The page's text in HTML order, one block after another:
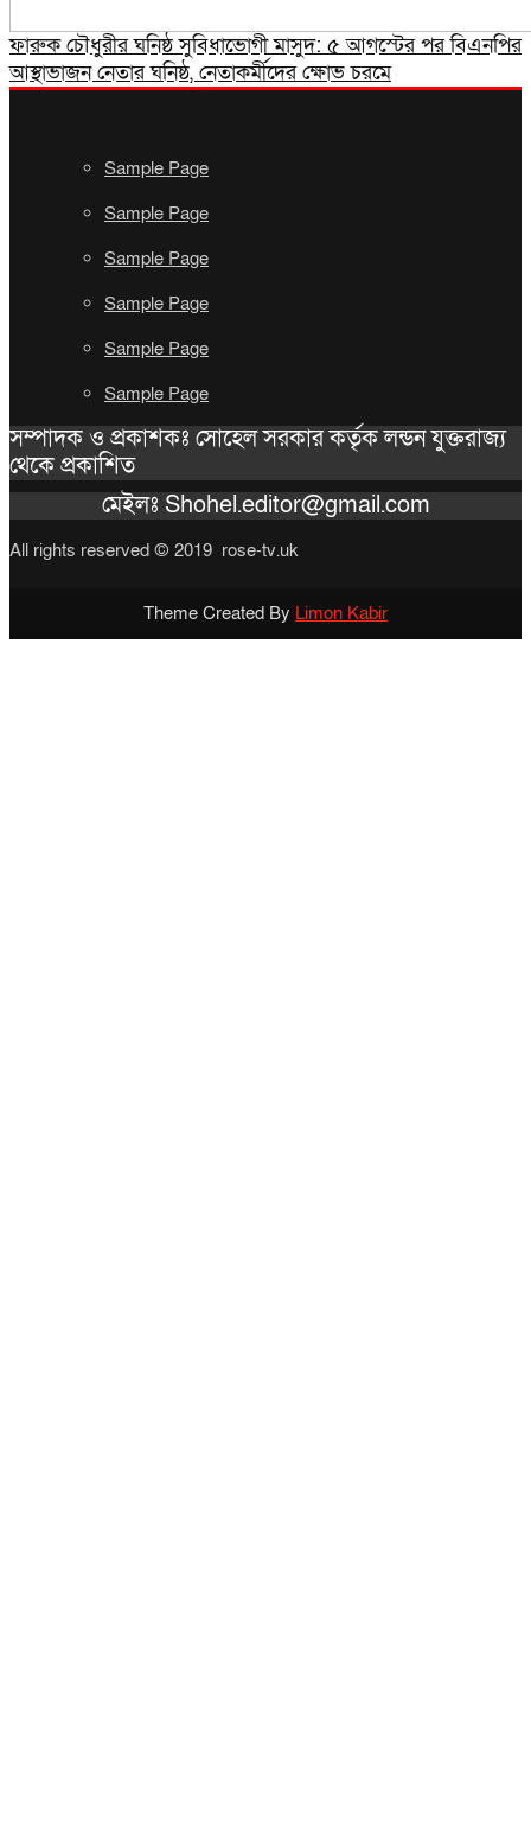
ফারুক চৌধুরীর ঘনিষ্ঠ সুবিধাভোগী মাসুদ: ৫ আগস্টের পর বিএনপির
আস্থাভাজন নেতার ঘনিষ্ঠ, নেতাকর্মীদের ক্ষোভ চরমে
Sample Page
Sample Page
Sample Page
Sample Page
Sample Page
Sample Page
সম্পাদক ও প্রকাশকঃ সোহেল সরকার কর্তৃক লন্ডন যুক্তরাজ্য
থেকে প্রকাশিত
মেইলঃ Shohel.editor@gmail.com
All rights reserved © 2019 rose-tv.uk
Theme Created By Limon Kabir